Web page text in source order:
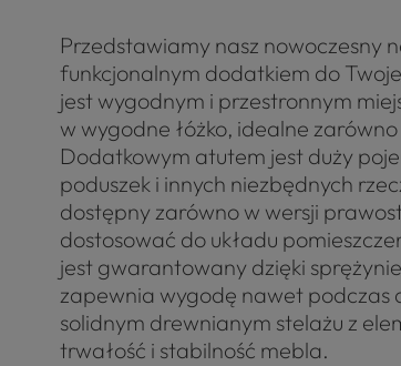
Przedstawiamy nasz nowoczesny
funkcjonalnym dodatkiem do
jest wygodnym i przestronnym
w wygodne łóżko, idealne
Dodatkowym atutem jest duży
poduszek i innych niezbędnych
dostępny zarówno w wersji
dostosować do układu
jest gwarantowany dzięki
zapewnia wygodę nawet podczas
solidnym drewnianym stelażu z
trwałość i stabilność mebla.